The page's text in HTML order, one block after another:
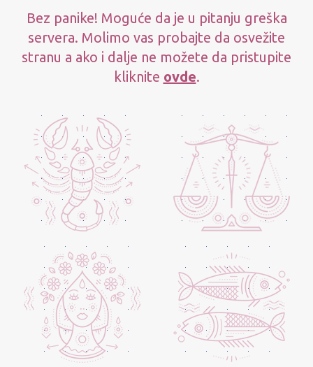
Bez panike! Moguće da je u pitanju greška
servera. Molimo vas probajte da osvežite
stranu a ako i dalje ne možete da pristupite
kliknite ovde.